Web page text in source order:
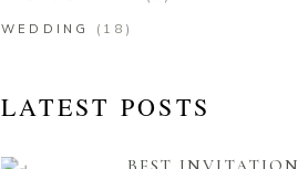
WEDDING (18)
LATEST POSTS